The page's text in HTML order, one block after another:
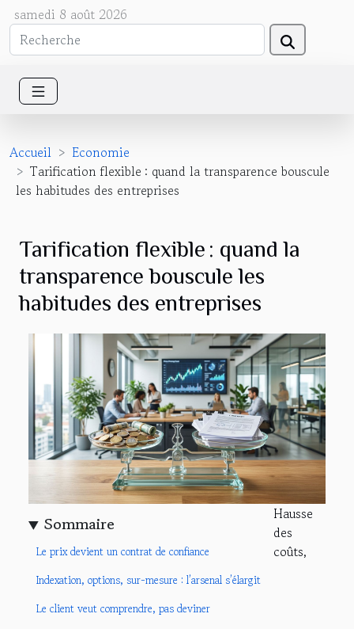
samedi 8 août 2026
Accueil
Economie
Tarification flexible : quand la transparence bouscule
les habitudes des entreprises
Tarification flexible : quand la
transparence bouscule les
habitudes des entreprises
Sommaire
Le prix devient un contrat de confiance
Indexation, options, sur-mesure : l’arsenal s’élargit
Le client veut comprendre, pas deviner
Hausse
des
coûts,